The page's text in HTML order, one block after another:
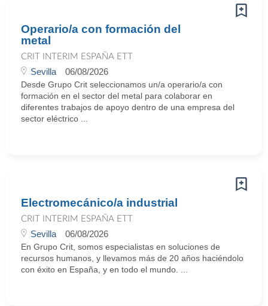
Operario/a con formación del
metal
CRIT INTERIM ESPAÑA ETT
Sevilla 06/08/2026
Desde Grupo Crit seleccionamos un/a operario/a con
formación en el sector del metal para colaborar en
diferentes trabajos de apoyo dentro de una empresa del
sector eléctrico ...
Electromecánico/a industrial
CRIT INTERIM ESPAÑA ETT
Sevilla 06/08/2026
En Grupo Crit, somos especialistas en soluciones de
recursos humanos, y llevamos más de 20 años haciéndolo
con éxito en España, y en todo el mundo. ...